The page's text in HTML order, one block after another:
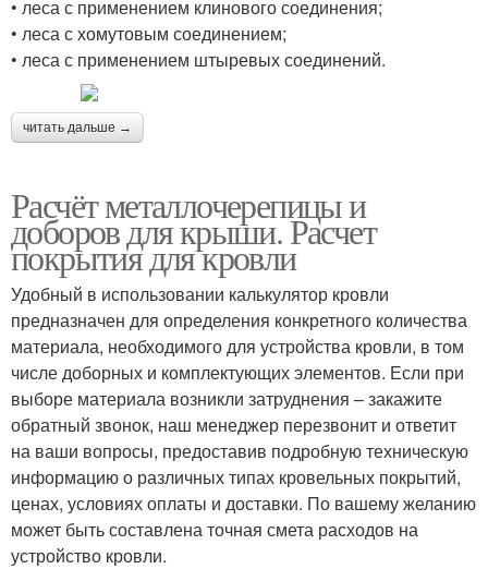
• леса с применением клинового соединения;
• леса с хомутовым соединением;
• леса с применением штыревых соединений.
читать дальше →
Расчёт металлочерепицы и
доборов для крыши. Расчет
покрытия для кровли
Удобный в использовании калькулятор кровли
предназначен для определения конкретного количества
материала, необходимого для устройства кровли, в том
числе доборных и комплектующих элементов. Если при
выборе материала возникли затруднения – закажите
обратный звонок, наш менеджер перезвонит и ответит
на ваши вопросы, предоставив подробную техническую
информацию о различных типах кровельных покрытий,
ценах, условиях оплаты и доставки. По вашему желанию
может быть составлена точная смета расходов на
устройство кровли.